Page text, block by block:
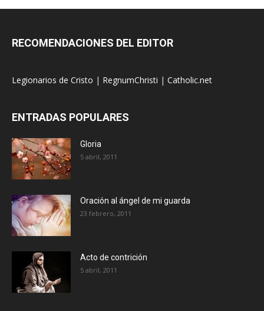
RECOMENDACIONES DEL EDITOR
Legionarios de Cristo | RegnumChristi | Catholic.net
ENTRADAS POPULARES
Gloria
5 abril, 2011
Oración al ángel de mi guarda
23 febrero, 2011
Acto de contrición
5 abril, 2011